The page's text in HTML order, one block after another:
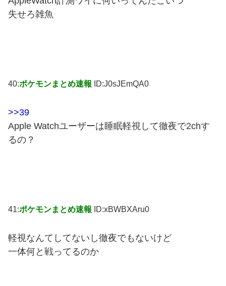
失せろ雑魚
40:ポケモンまとめ速報 ID:J0sJEmQA0
>>39
Apple Watchユーザーは睡眠軽視して徹夜で2chす
るの？
41:ポケモンまとめ速報 ID:xBWBXAru0
軽視なんてしてないし徹夜でもないけど
一体何と戦ってるのか